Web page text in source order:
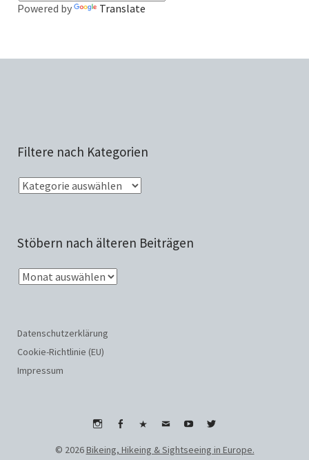
Powered by Translate
Filtere nach Kategorien
Stöbern nach älteren Beiträgen
Datenschutzerklärung
Cookie-Richtlinie (EU)
Impressum
InstagramFacebookWhatsApp
EmailYoutubeTwitter
© 2026Bikeing, Hikeing & Sightseeing in Europe.